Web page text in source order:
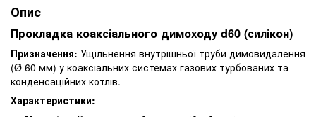
Опис
Прокладка коаксіального димоходу d60 (силікон)
Призначення: Ущільнення внутрішньої труби димовидалення
(Ø 60 мм) у коаксіальних системах газових турбованих та
конденсаційних котлів.
Характеристики: